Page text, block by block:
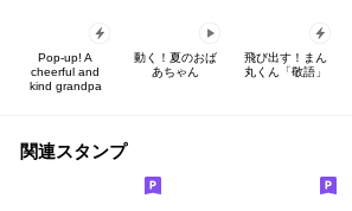
Pop-up! A
cheerful and
kind grandpa
動く！夏のおば
あちゃん
飛び出す！まん
丸くん「敬語」
関連スタンプ